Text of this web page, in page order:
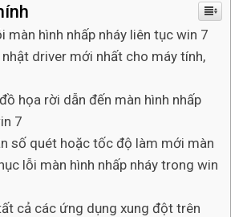
màn hình nhấp nháy liên tục win 7
driver mới nhất cho máy tính,
họa rời dẫn đến màn hình nhấp
7
số quét hoặc tốc độ làm mới màn
lỗi màn hình nhấp nháy trong win
cả các ứng dụng xung đột trên